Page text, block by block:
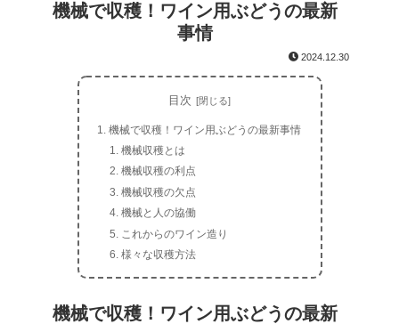
機械で収穫！ワイン用ぶどうの最新
事情
2024.12.30
目次
機械で収穫！ワイン用ぶどうの最新事情
機械収穫とは
機械収穫の利点
機械収穫の欠点
機械と人の協働
これからのワイン造り
様々な収穫方法
機械で収穫！ワイン用ぶどうの最新